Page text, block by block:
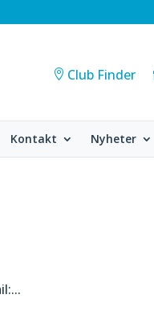
Club Finder
Kontakt Nyheter